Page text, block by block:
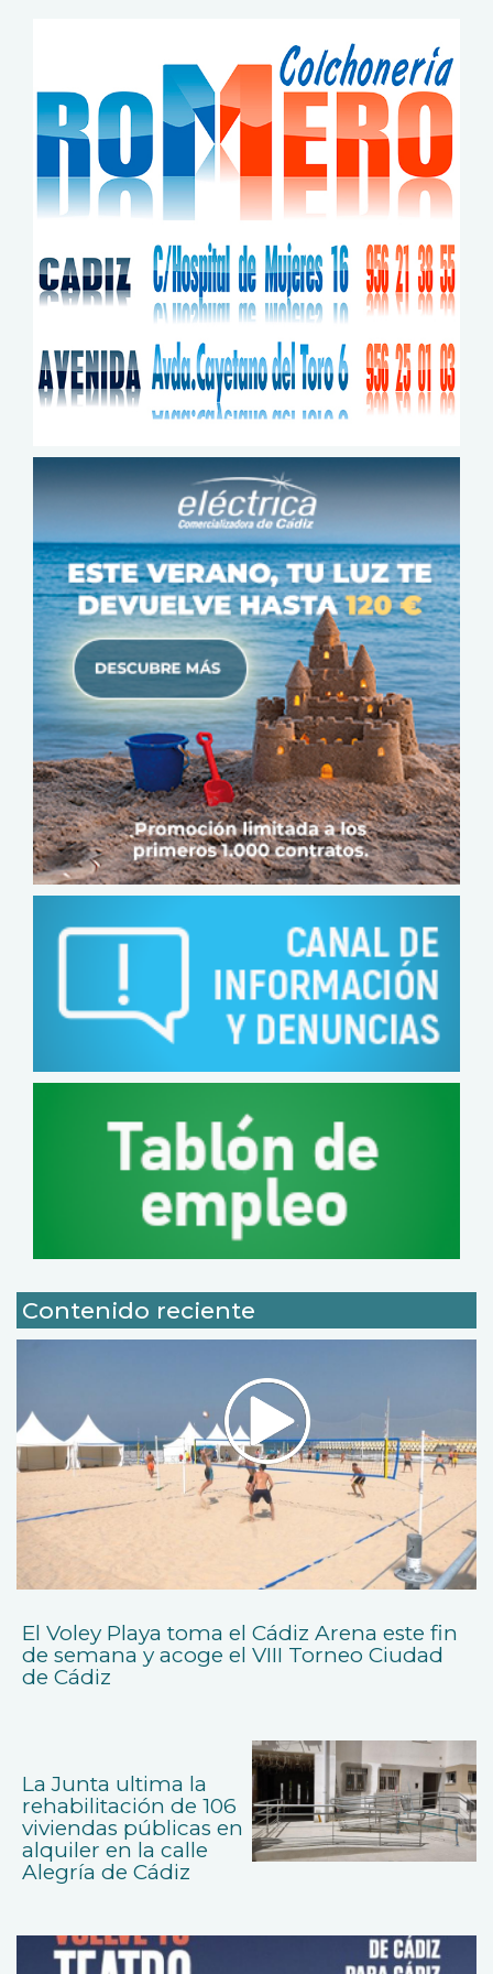
Contenido reciente
El Voley Playa toma el Cádiz Arena este fin
de semana y acoge el VIII Torneo Ciudad
de Cádiz
La Junta ultima la
rehabilitación de 106
viviendas públicas en
alquiler en la calle
Alegría de Cádiz